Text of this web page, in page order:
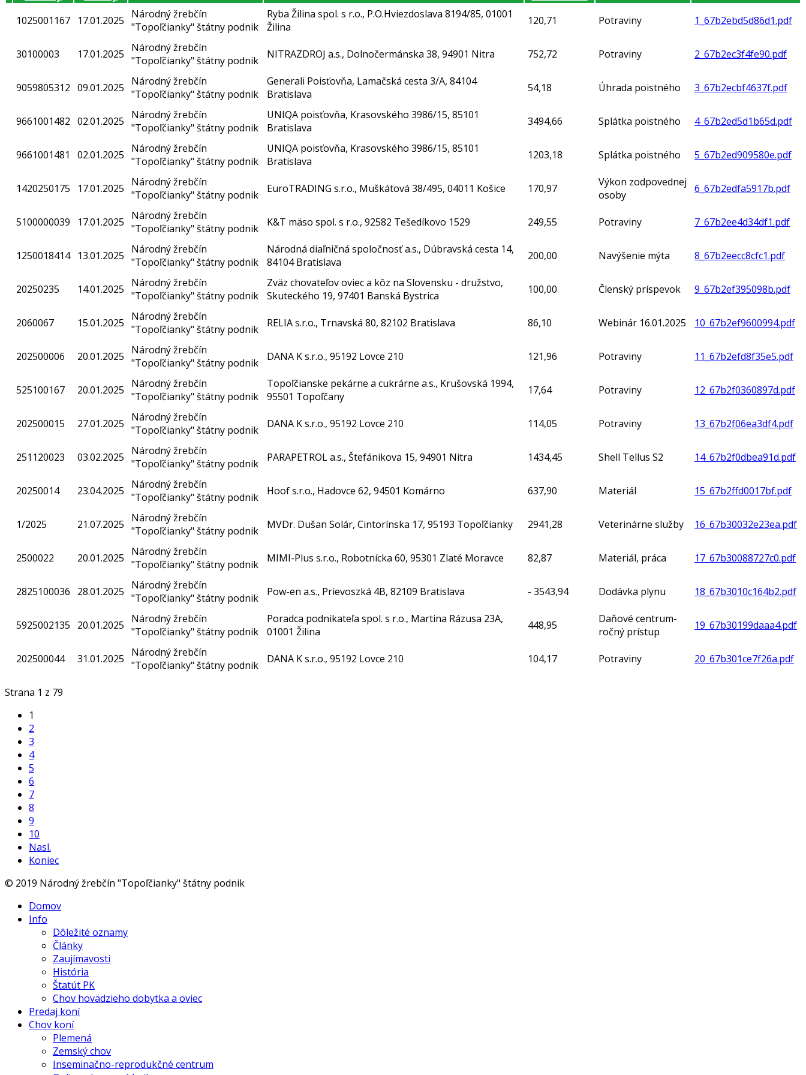
1025001167 17.01.2025
Národný žrebčín
"Topoľčianky" štátny podnik
Ryba Žilina spol. s r.o., P.O.Hviezdoslava 8194/85, 01001
Žilina
120,71 Potraviny 1_67b2ebd5d86d1.pdf
30100003 17.01.2025
Národný žrebčín
"Topoľčianky" štátny podnik
NITRAZDROJ a.s., Dolnočermánska 38, 94901 Nitra 752,72 Potraviny 2_67b2ec3f4fe90.pdf
9059805312 09.01.2025
Národný žrebčín
"Topoľčianky" štátny podnik
Generali Poisťovňa, Lamačská cesta 3/A, 84104
Bratislava
54,18 Úhrada poistného 3_67b2ecbf4637f.pdf
9661001482 02.01.2025
Národný žrebčín
"Topoľčianky" štátny podnik
UNIQA poisťovňa, Krasovského 3986/15, 85101
Bratislava
3494,66 Splátka poistného 4_67b2ed5d1b65d.pdf
9661001481 02.01.2025
Národný žrebčín
"Topoľčianky" štátny podnik
UNIQA poisťovňa, Krasovského 3986/15, 85101
Bratislava
1203,18 Splátka poistného 5_67b2ed909580e.pdf
1420250175 17.01.2025
Národný žrebčín
"Topoľčianky" štátny podnik
EuroTRADING s.r.o., Muškátová 38/495, 04011 Košice 170,97
Výkon zodpovednej
osoby
6_67b2edfa5917b.pdf
5100000039 17.01.2025
Národný žrebčín
"Topoľčianky" štátny podnik
K&T mäso spol. s r.o., 92582 Tešedíkovo 1529 249,55 Potraviny 7_67b2ee4d34df1.pdf
1250018414 13.01.2025
Národný žrebčín
"Topoľčianky" štátny podnik
Národná diaľničná spoločnosť a.s., Dúbravská cesta 14,
84104 Bratislava
200,00 Navýšenie mýta 8_67b2eecc8cfc1.pdf
20250235 14.01.2025
Národný žrebčín
"Topoľčianky" štátny podnik
Zväz chovateľov oviec a kôz na Slovensku - družstvo,
Skuteckého 19, 97401 Banská Bystrica
100,00 Členský príspevok 9_67b2ef395098b.pdf
2060067 15.01.2025
Národný žrebčín
"Topoľčianky" štátny podnik
RELIA s.r.o., Trnavská 80, 82102 Bratislava 86,10 Webinár 16.01.2025 10_67b2ef9600994.pdf
202500006 20.01.2025
Národný žrebčín
"Topoľčianky" štátny podnik
DANA K s.r.o., 95192 Lovce 210 121,96 Potraviny 11_67b2efd8f35e5.pdf
525100167 20.01.2025
Národný žrebčín
"Topoľčianky" štátny podnik
Topoľčianske pekárne a cukrárne a.s., Krušovská 1994,
95501 Topoľčany
17,64 Potraviny 12_67b2f0360897d.pdf
202500015 27.01.2025
Národný žrebčín
"Topoľčianky" štátny podnik
DANA K s.r.o., 95192 Lovce 210 114,05 Potraviny 13_67b2f06ea3df4.pdf
251120023 03.02.2025
Národný žrebčín
"Topoľčianky" štátny podnik
PARAPETROL a.s., Štefánikova 15, 94901 Nitra 1434,45 Shell Tellus S2 14_67b2f0dbea91d.pdf
20250014 23.04.2025
Národný žrebčín
"Topoľčianky" štátny podnik
Hoof s.r.o., Hadovce 62, 94501 Komárno 637,90 Materiál 15_67b2ffd0017bf.pdf
1/2025 21.07.2025
Národný žrebčín
"Topoľčianky" štátny podnik
MVDr. Dušan Solár, Cintorínska 17, 95193 Topoľčianky 2941,28 Veterinárne služby 16_67b30032e23ea.pdf
2500022 20.01.2025
Národný žrebčín
"Topoľčianky" štátny podnik
MIMI-Plus s.r.o., Robotnícka 60, 95301 Zlaté Moravce 82,87 Materiál, práca 17_67b30088727c0.pdf
2825100036 28.01.2025
Národný žrebčín
"Topoľčianky" štátny podnik
Pow-en a.s., Prievoszká 4B, 82109 Bratislava - 3543,94 Dodávka plynu 18_67b3010c164b2.pdf
5925002135 20.01.2025
Národný žrebčín
"Topoľčianky" štátny podnik
Poradca podnikateľa spol. s r.o., Martina Rázusa 23A,
01001 Žilina
448,95
Daňové centrum-
ročný prístup
19_67b30199daaa4.pdf
202500044 31.01.2025
Národný žrebčín
"Topoľčianky" štátny podnik
DANA K s.r.o., 95192 Lovce 210 104,17 Potraviny 20_67b301ce7f26a.pdf
Strana 1 z 79
1
2
3
4
5
6
7
8
9
10
Nasl.
Koniec
© 2019 Národný žrebčín "Topoľčianky" štátny podnik
Domov
Info
Dôležité oznamy
Články
Zaujímavosti
História
Štatút PK
Chov hovädzieho dobytka a oviec
Predaj koní
Chov koní
Plemená
Zemský chov
Inseminačno-reprodukčné centrum